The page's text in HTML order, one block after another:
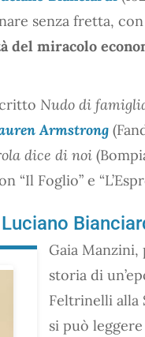
senza fretta,
del miracolo
Nudo di
Armstrong
dice di noi
“Il Foglio” e
Gaia Manzini,
storia di
Feltrinelli alla
si può